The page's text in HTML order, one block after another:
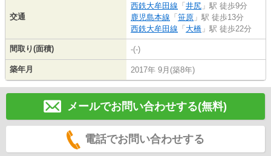
交通
西鉄大牟田線 「 井尻 」駅 徒歩9分
鹿児島本線 「 笹原 」駅 徒歩13分
西鉄大牟田線 「 大橋 」駅 徒歩22分
間取り(面積) -(-)
築年月 2017年 9月(築8年)
メールでお問い合わせする(無料)
電話でお問い合わせする